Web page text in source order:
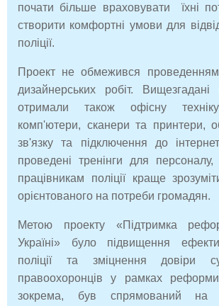
почати більше враховувати їхні
створити комфортні умови для
поліції.
Проект не обмежився
дизайнерських робіт. Вищезгадані
отримали також офісну
комп'ютери, сканери та принтери,
зв'язку та підключення до
проведені тренінги для
працівникам поліції краще
орієнтованого на потреби громадян.
Метою проекту «Підтримка
Україні» було підвищення
поліції та зміцнення довіри
правоохоронців у рамках
зокрема, був спрямований на